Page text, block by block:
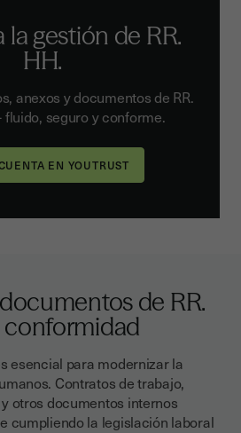
gestión de RR.
HH.
anexos y documentos de RR.
seguro y conforme.
de RR.
conformidad
esencial para modernizar la
Contratos de trabajo,
otros documentos internos
cumpliendo la legislación laboral